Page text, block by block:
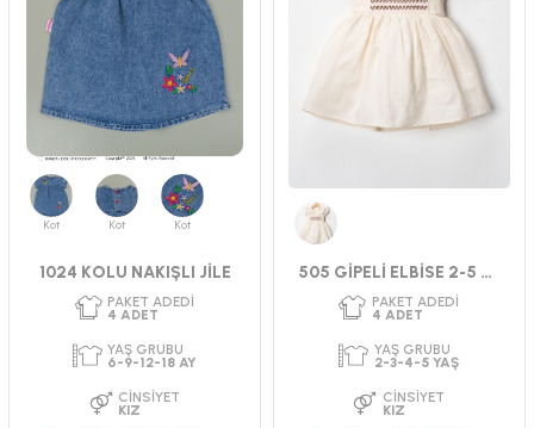
Kot Kot Kot
1024 KOLU NAKIŞLI JİLE 505 GİPELİ ELBİSE 2-5 YAŞ